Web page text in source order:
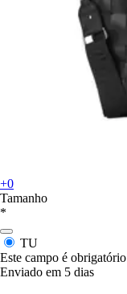
+0
Tamanho
*
TU
Este campo é obrigatório
Enviado em 5 dias